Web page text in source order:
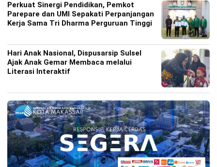
Perkuat Sinergi Pendidikan, Pemkot
Parepare dan UMI Sepakati Perpanjangan
Kerja Sama Tri Dharma Perguruan Tinggi
Hari Anak Nasional, Dispusarsip Sulsel
Ajak Anak Gemar Membaca melalui
Literasi Interaktif